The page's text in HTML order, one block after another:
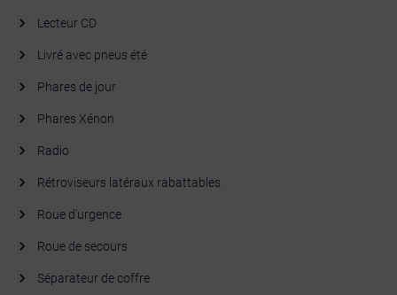
Lecteur CD
Livré avec pneus été
Phares de jour
Phares Xénon
Radio
Rétroviseurs latéraux rabattables
Roue d'urgence
Roue de secours
Séparateur de coffre